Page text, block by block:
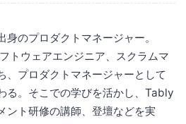
のプロダクトマネージャー。
トウェアエンジニア、スクラムマ
、プロダクトマネージャーとして
る。そこでの学びを活かし、Tably
ント研修の講師、登壇などを実